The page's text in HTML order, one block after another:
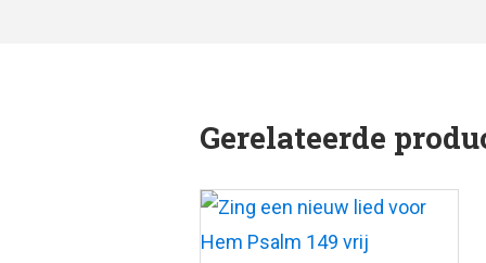
Gerelateerde